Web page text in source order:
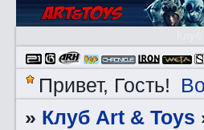
Привет, Гость!
» Клуб Art & Toys